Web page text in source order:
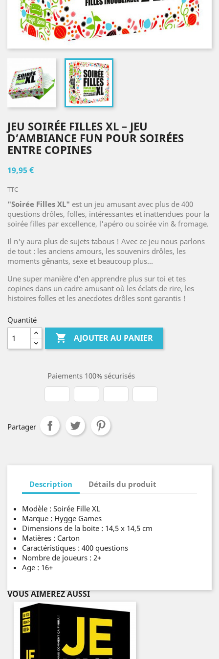
JEU SOIRÉE FILLES XL – JEU
D’AMBIANCE FUN POUR SOIRÉES
ENTRE COPINES
19,95 €
TTC
"Soirée Filles XL" est un jeu amusant avec plus de 400
questions drôles, folles, intéressantes et inattendues pour la
soirée filles par excellence, l'apéro ou soirée vin & fromage.
Il n'y aura plus de sujets tabous ! Avec ce jeu nous parlons
de tout : les anciens amours, les souvenirs drôles, les
moments gênants, sexe et beaucoup plus...
Une super manière d'en apprendre plus sur toi et tes
copines dans un cadre amusant où les éclats de rire, les
histoires folles et les anecdotes drôles sont garantis !
Quantité
 AJOUTER AU PANIER
Paiements 100% sécurisés
Partager
Description Détails du produit
Modèle : Soirée Fille XL
Marque : Hygge Games
Dimensions de la boite : 14,5 x 14,5 cm
Matières : Carton
Caractéristiques : 400 questions
Nombre de joueurs : 2+
Age : 16+
VOUS AIMEREZ AUSSI